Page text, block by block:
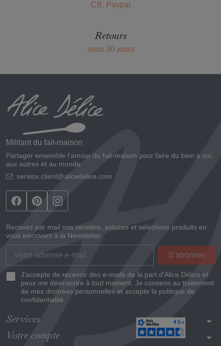
CB, Paypal
Retours
sous 30 jours
Militant du fait-maison
Partager ensemble l’amour du fait-maison pour faire du bien à soi,
aux autres et au monde.
service.client@alicedelice.com
Recevez par mail nos recettes, astuces et sélections produits en
vous inscrivant à la Newsletter.
J'accepte de recevoir des e-mails de la part d'Alice Délice et
peux me désinscrire à tout moment. Je consens au traitement
de mes données personnelles et accepte la politique de
confidentialité.
Services arrow_drop_down
Votre compte arrow_drop_down